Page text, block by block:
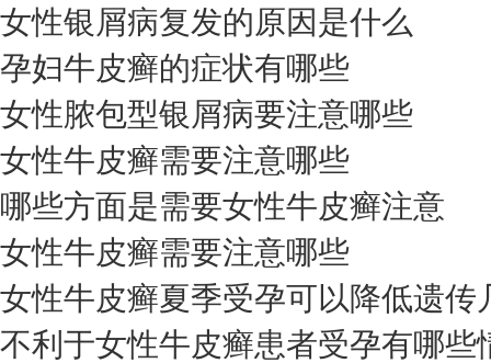
我要咨询我要预约
擅长： 杨成平 互联网门诊主任【医生简介】 毕业于长江...[详情]
预约量
6821
疗效满意
98%
女性银屑病复发的原因是什么
孕妇牛皮癣的症状有哪些
女性脓包型银屑病要注意哪些
女性牛皮癣需要注意哪些
哪些方面是需要女性牛皮癣注意
女性牛皮癣需要注意哪些
女性牛皮癣夏季受孕可以降低遗传
不利于女性牛皮癣患者受孕有哪些